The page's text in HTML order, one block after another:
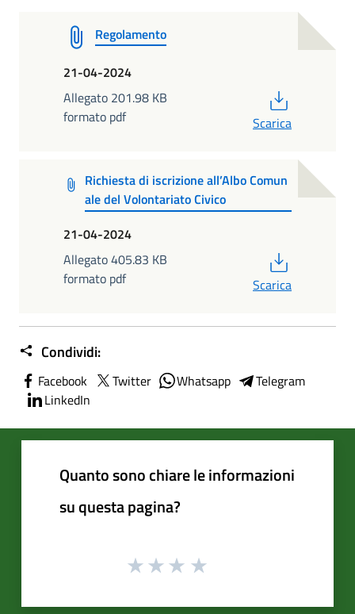
Regolamento
21-04-2024
Allegato 201.98 KB
formato pdf
Scarica
Richiesta di iscrizione all’Albo Comun
ale del Volontariato Civico
21-04-2024
Allegato 405.83 KB
formato pdf
Scarica
Condividi:
Facebook Twitter Whatsapp
Telegram
LinkedIn
Quanto sono chiare le informazioni
su questa pagina?